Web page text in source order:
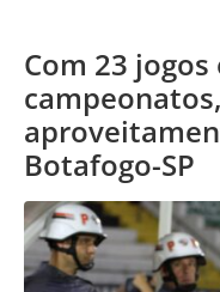
Com 23
Botafogo-SP